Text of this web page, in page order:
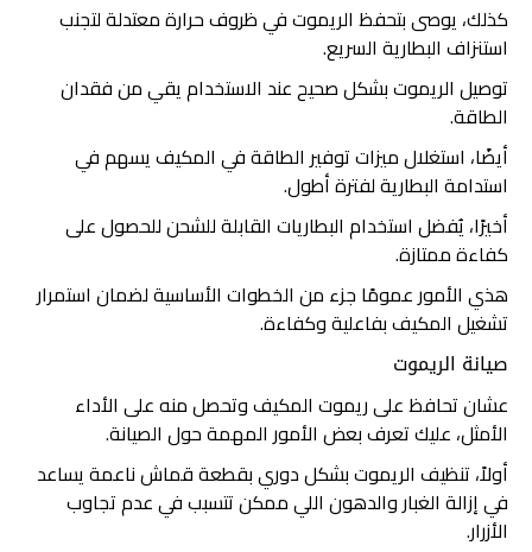
كذلك، يوصى بتحفظ الريموت في ظروف حرارة معتدلة لتجنب
استنزاف البطارية السريع.
توصيل الريموت بشكل صحيح عند الاستخدام يقي من فقدان
الطاقة.
أيضًا، استغلال ميزات توفير الطاقة في المكيف يسهم في
استدامة البطارية لفترة أطول.
أخيرًا، يُفضل استخدام البطاريات القابلة للشحن للحصول على
كفاءة ممتازة.
هذي الأمور عمومًا جزء من الخطوات الأساسية لضمان استمرار
تشغيل المكيف بفاعلية وكفاءة.
صيانة الريموت
عشان تحافظ على ريموت المكيف وتحصل منه على الأداء
الأمثل، عليك تعرف بعض الأمور المهمة حول الصيانة.
أولاً، تنظيف الريموت بشكل دوري بقطعة قماش ناعمة يساعد
في إزالة الغبار والدهون اللي ممكن تتسبب في عدم تجاوب
الأزرار.